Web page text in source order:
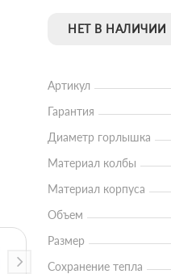
НЕТ В НАЛИЧИИ
Артикул
Гарантия
Диаметр горлышка
Материал колбы
Материал корпуса
Объем
Размер
Сохранение тепла